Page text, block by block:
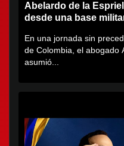
Abelardo de la
desde una base
En una jornada sin
de Colombia, el abogado
asumió...